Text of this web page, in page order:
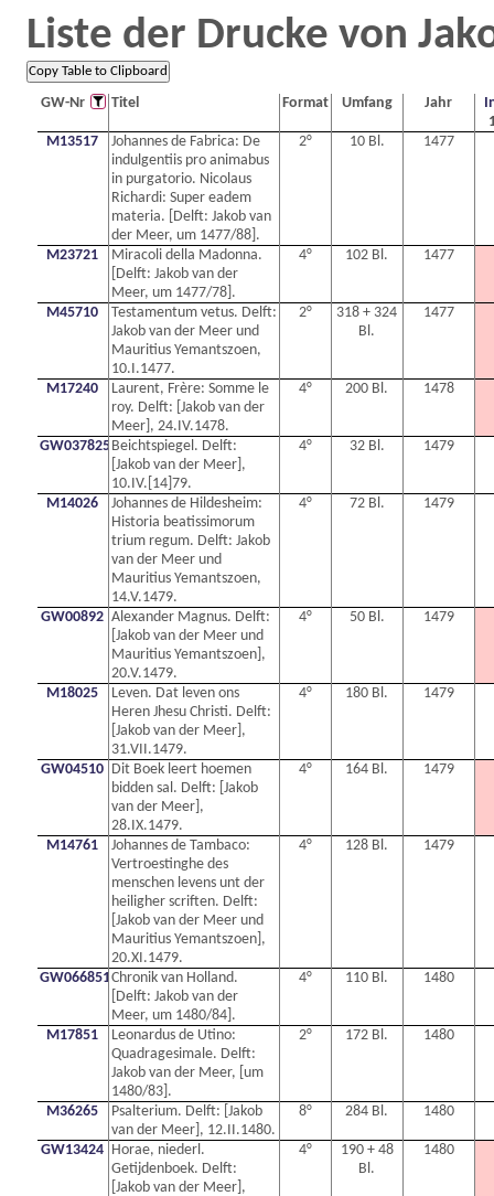
Liste der Drucke von
GW-Nr Titel Format Umfang Jahr
M13517
Johannes de Fabrica: De
indulgentiis pro animabus
in purgatorio. Nicolaus
Richardi: Super eadem
materia. [Delft: Jakob van
der Meer, um 1477/88].
2° 10 Bl. 1477
M23721
Miracoli della Madonna.
[Delft: Jakob van der
Meer, um 1477/78].
4° 102 Bl. 1477
M45710
Testamentum vetus. Delft:
Jakob van der Meer und
Mauritius Yemantszoen,
10.I.1477.
2°
318 + 324
Bl.
1477
M17240
Laurent, Frère: Somme le
roy. Delft: [Jakob van der
Meer], 24.IV.1478.
4° 200 Bl. 1478
GW0378250NBeichtspiegel. Delft:
[Jakob van der Meer],
10.IV.[14]79.
4° 32 Bl. 1479
M14026
Johannes de Hildesheim:
Historia beatissimorum
trium regum. Delft: Jakob
van der Meer und
Mauritius Yemantszoen,
14.V.1479.
4° 72 Bl. 1479
GW00892 Alexander Magnus. Delft:
[Jakob van der Meer und
Mauritius Yemantszoen],
20.V.1479.
4° 50 Bl. 1479
M18025
Leven. Dat leven ons
Heren Jhesu Christi. Delft:
[Jakob van der Meer],
31.VII.1479.
4° 180 Bl. 1479
GW04510 Dit Boek leert hoemen
bidden sal. Delft: [Jakob
van der Meer],
28.IX.1479.
4° 164 Bl. 1479
M14761
Johannes de Tambaco:
Vertroestinghe des
menschen levens unt der
heiligher scriften. Delft:
[Jakob van der Meer und
Mauritius Yemantszoen],
20.XI.1479.
4° 128 Bl. 1479
GW0668514NChronik van Holland.
[Delft: Jakob van der
Meer, um 1480/84].
4° 110 Bl. 1480
M17851
Leonardus de Utino:
Quadragesimale. Delft:
Jakob van der Meer, [um
1480/83].
2° 172 Bl. 1480
M36265
Psalterium. Delft: [Jakob
van der Meer], 12.II.1480.
8° 284 Bl. 1480
GW13424 Horae, niederl.
Getijdenboek. Delft:
[Jakob van der Meer],
4°
190 + 48
Bl.
1480